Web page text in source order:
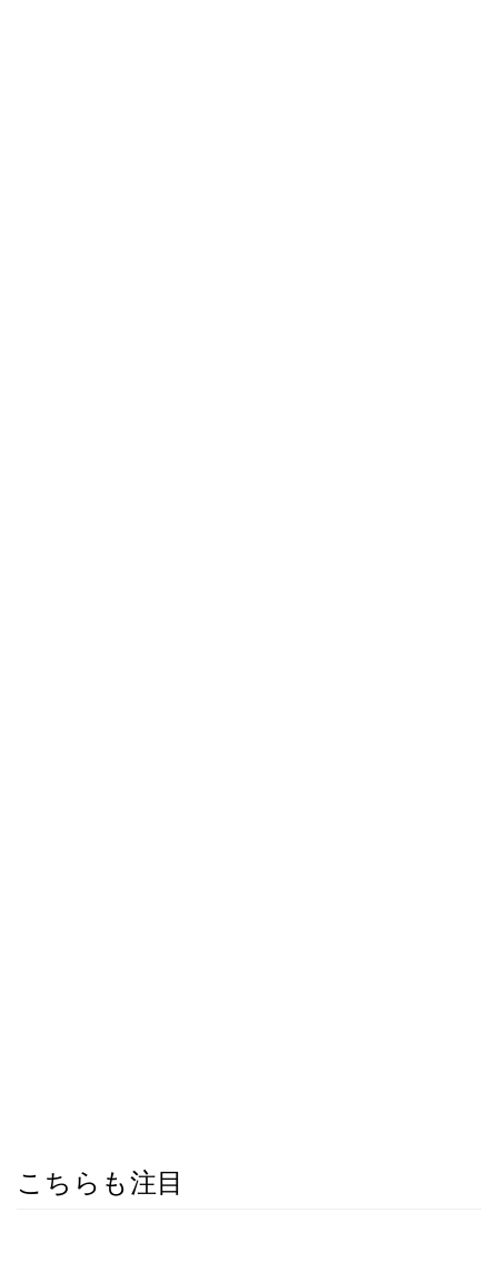
こちらも注目